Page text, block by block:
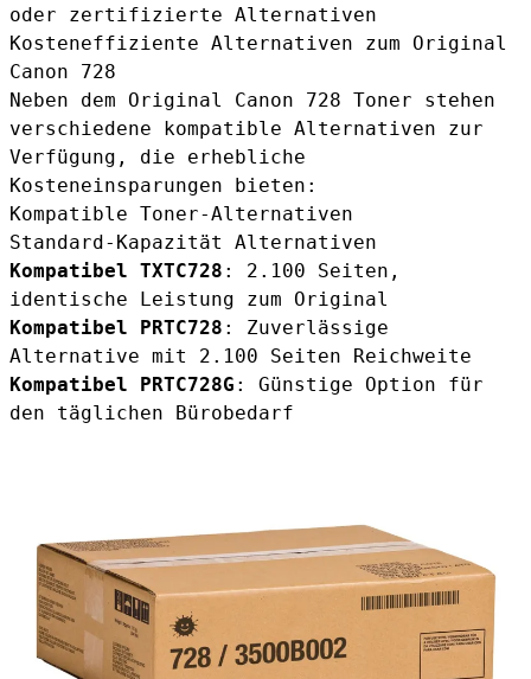
oder zertifizierte Alternativen
Kosteneffiziente Alternativen zum Original
Canon 728
Neben dem Original Canon 728 Toner stehen
verschiedene kompatible Alternativen zur
Verfügung, die erhebliche
Kosteneinsparungen bieten:
Kompatible Toner-Alternativen
Standard-Kapazität Alternativen
Kompatibel TXTC728 : 2.100 Seiten,
identische Leistung zum Original
Kompatibel PRTC728 : Zuverlässige
Alternative mit 2.100 Seiten Reichweite
Kompatibel PRTC728G : Günstige Option für
den täglichen Bürobedarf